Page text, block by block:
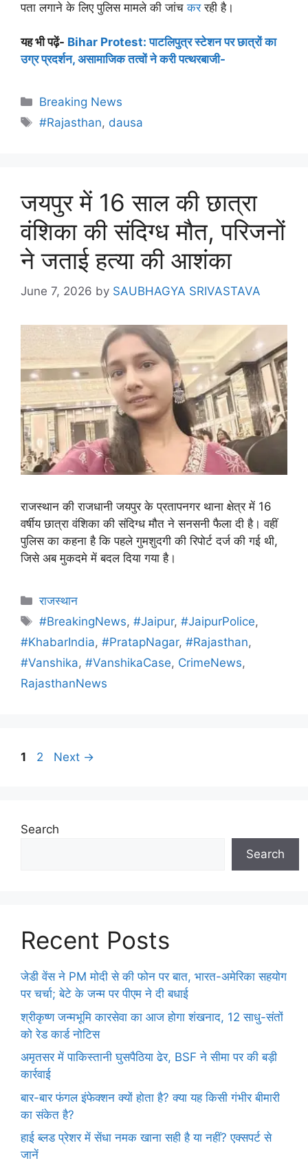
पता लगाने के लिए पुलिस मामले की जांचकररही है।
यह भी पढ़ें- Bihar Protest: पाटलिपुत्र स्टेशन पर छात्रों का
उग्र प्रदर्शन, असामाजिक तत्वों ने करी पत्थरबाजी-
Breaking News
#Rajasthan, dausa
जयपुर में 16 साल की छात्रा
वंशिका की संदिग्ध मौत, परिजनों
ने जताई हत्या की आशंका
June 7, 2026 by SAUBHAGYA SRIVASTAVA
राजस्थान की राजधानी जयपुर के प्रतापनगर थाना क्षेत्र में 16
वर्षीय छात्रा वंशिका की संदिग्ध मौत ने सनसनी फैला दी है। वहीं
पुलिस का कहना है कि पहले गुमशुदगी की रिपोर्ट दर्ज की गई थी,
जिसे अब मुकदमे में बदल दिया गया है।
राजस्थान
#BreakingNews,#Jaipur,#JaipurPolice,
#KhabarIndia, #PratapNagar, #Rajasthan,
#Vanshika, #VanshikaCase, CrimeNews,
RajasthanNews
1 2 Next →
Search
Search
Recent Posts
जेडी वेंस ने PM मोदी से की फोन पर बात, भारत-अमेरिका सहयोग
पर चर्चा; बेटे के जन्म पर पीएम ने दी बधाई
श्रीकृष्ण जन्मभूमि कारसेवा का आज होगा शंखनाद, 12 साधु-संतों
को रेड कार्ड नोटिस
अमृतसर में पाकिस्तानी घुसपैठिया ढेर, BSF ने सीमा पर की बड़ी
कार्रवाई
बार-बार फंगल इंफेक्शन क्यों होता है? क्या यह किसी गंभीर बीमारी
का संकेत है?
हाई ब्लड प्रेशर में सेंधा नमक खाना सही है या नहीं? एक्सपर्ट से
जानें